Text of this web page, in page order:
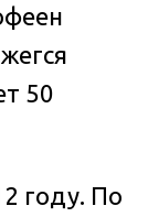
50
году. По